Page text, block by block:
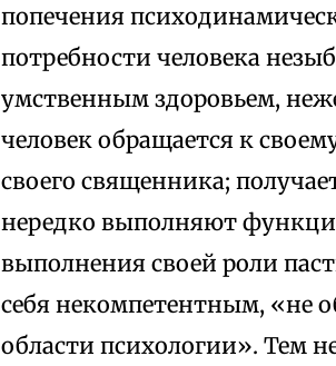
попечения
потребности человека
умственным здоровьем,
человек обращается к
своего священника;
нередко выполняют
выполнения своей роли
себя некомпетентным, «не
области психологии». Тем